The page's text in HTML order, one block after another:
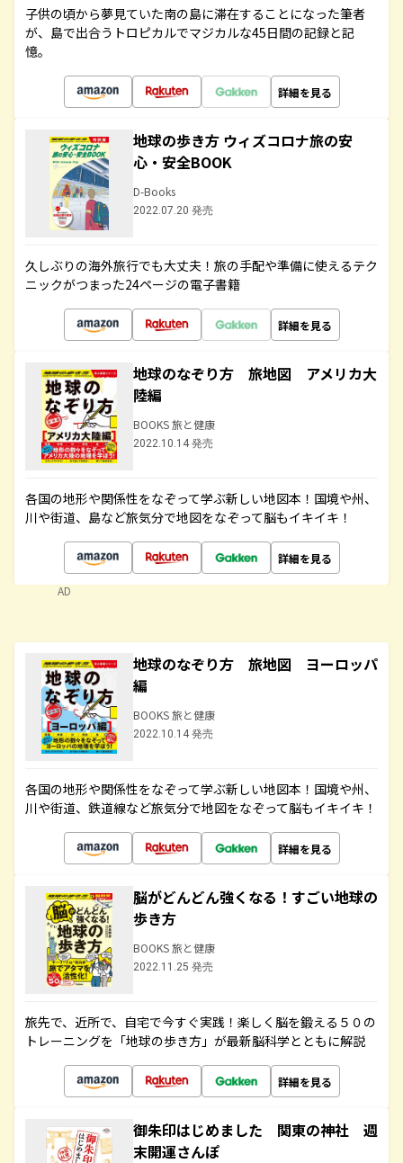
子供の頃から夢見ていた南の島に滞在することになった筆者
が、島で出合うトロピカルでマジカルな45日間の記録と記
憶。
詳細を見る
地球の歩き方 ウィズコロナ旅の安
心・安全BOOK
D-Books
2022.07.20 発売
久しぶりの海外旅行でも大丈夫！旅の手配や準備に使えるテク
ニックがつまった24ページの電子書籍
詳細を見る
地球のなぞり方 旅地図 アメリカ大
陸編
BOOKS 旅と健康
2022.10.14 発売
各国の地形や関係性をなぞって学ぶ新しい地図本！国境や州、
川や街道、島など旅気分で地図をなぞって脳もイキイキ！
詳細を見る
AD
地球のなぞり方 旅地図 ヨーロッパ
編
BOOKS 旅と健康
2022.10.14 発売
各国の地形や関係性をなぞって学ぶ新しい地図本！国境や州、
川や街道、鉄道線など旅気分で地図をなぞって脳もイキイキ！
詳細を見る
脳がどんどん強くなる！すごい地球の
歩き方
BOOKS 旅と健康
2022.11.25 発売
旅先で、近所で、自宅で今すぐ実践！楽しく脳を鍛える５０の
トレーニングを「地球の歩き方」が最新脳科学とともに解説
詳細を見る
御朱印はじめました 関東の神社 週
末開運さんぽ